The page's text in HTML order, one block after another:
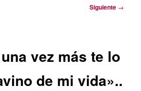
Siguiente →
vez más te lo
de mi vida»..